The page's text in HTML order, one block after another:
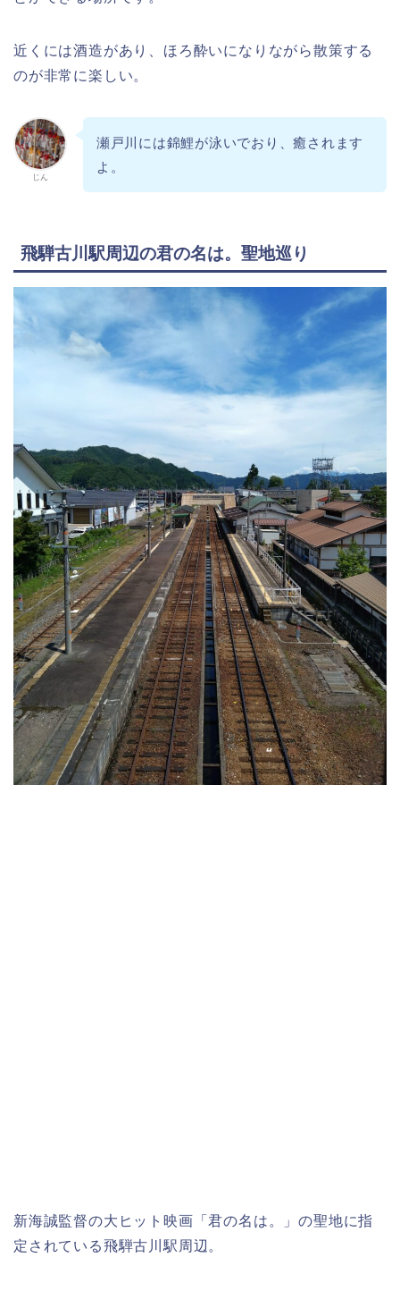
近くには酒造があり、ほろ酔いになりながら散策する
のが非常に楽しい。
じん
瀬戸川には錦鯉が泳いでおり、癒されます
よ。
飛騨古川駅周辺の君の名は。聖地巡り
新海誠監督の大ヒット映画「君の名は。」の聖地に指
定されている飛騨古川駅周辺。